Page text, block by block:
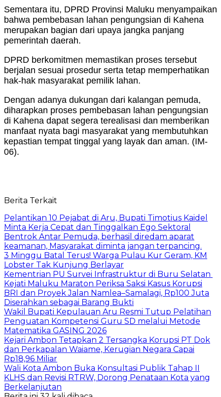
Sementara itu, DPRD Provinsi Maluku menyampaikan
bahwa pembebasan lahan pengungsian di Kahena
merupakan bagian dari upaya jangka panjang
pemerintah daerah.
DPRD berkomitmen memastikan proses tersebut
berjalan sesuai prosedur serta tetap memperhatikan
hak-hak masyarakat pemilik lahan.
Dengan adanya dukungan dari kalangan pemuda,
diharapkan proses pembebasan lahan pengungsian
di Kahena dapat segera terealisasi dan memberikan
manfaat nyata bagi masyarakat yang membutuhkan
kepastian tempat tinggal yang layak dan aman. (IM-
06).
Berita Terkait
Pelantikan 10 Pejabat di Aru, Bupati Timotius Kaidel
Minta Kerja Cepat dan Tinggalkan Ego Sektoral
Bentrok Antar Pemuda, berhasil diredam aparat
keamanan, Masyarakat diminta jangan terpancing.
3 Minggu Batal Terus! Warga Pulau Kur Geram, KM
Lobster Tak Kunjung Berlayar
Kementrian PU Survei Infrastruktur di Buru Selatan
Kejati Maluku Maraton Periksa Saksi Kasus Korupsi
BRI dan Proyek Jalan Namlea–Samalagi, Rp100 Juta
Diserahkan sebagai Barang Bukti
Wakil Bupati Kepulauan Aru Resmi Tutup Pelatihan
Penguatan Kompetensi Guru SD melalui Metode
Matematika GASING 2026
Kejari Ambon Tetapkan 2 Tersangka Korupsi PT Dok
dan Perkapalan Waiame, Kerugian Negara Capai
Rp18,96 Miliar
Wali Kota Ambon Buka Konsultasi Publik Tahap II
KLHS dan Revisi RTRW, Dorong Penataan Kota yang
Berkelanjutan